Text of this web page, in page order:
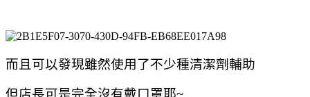
而且可以發現雖然使用了不少種清潔劑輔助
但店長可是完全沒有戴口罩耶~